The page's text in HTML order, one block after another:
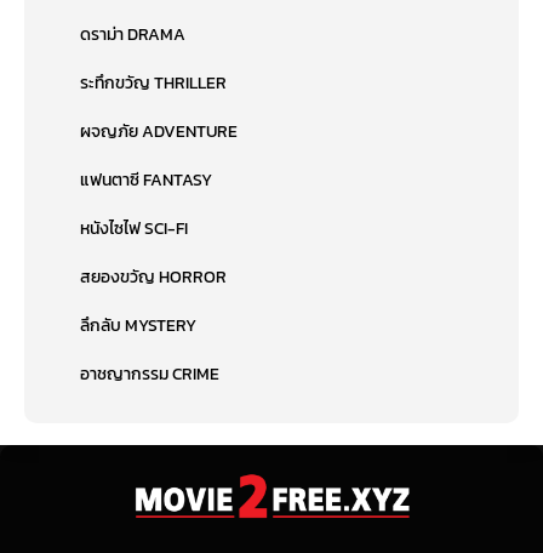
ดราม่า DRAMA
ระทึกขวัญ THRILLER
ผจญภัย ADVENTURE
แฟนตาซี FANTASY
หนังไซไฟ SCI-FI
สยองขวัญ HORROR
ลึกลับ MYSTERY
อาชญากรรม CRIME